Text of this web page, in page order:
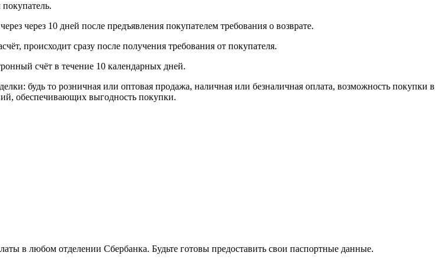
через 10 дней после предъявления покупателем требования о возврате.
происходит сразу после получения требования от покупателя.
счёт в течение 10 календарных дней.
то розничная или оптовая продажа, наличная или безналичная оплата, возможность покупки в
обеспечивающих выгодность покупки.
в любом отделении Сбербанка. Будьте готовы предоставить свои паспортные данные.